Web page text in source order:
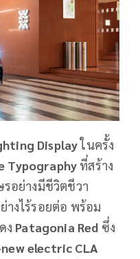
Displayในครั้ง
Typography ที่สร้าง
อย่างมีชีวิตชีวา
างไร้รอยต่อ พร้อม
ง Patagonia Red ซึ่ง
electric CLA